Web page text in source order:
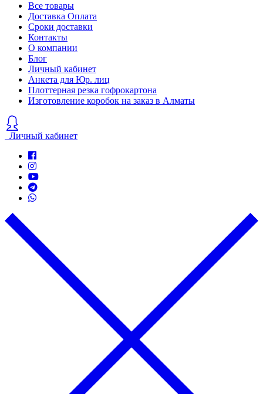
Все товары
Доставка Оплата
Сроки доставки
Контакты
О компании
Блог
Личный кабинет
Анкета для Юр. лиц
Плоттерная резка гофрокартона
Изготовление коробок на заказ в Алматы
Личный кабинет